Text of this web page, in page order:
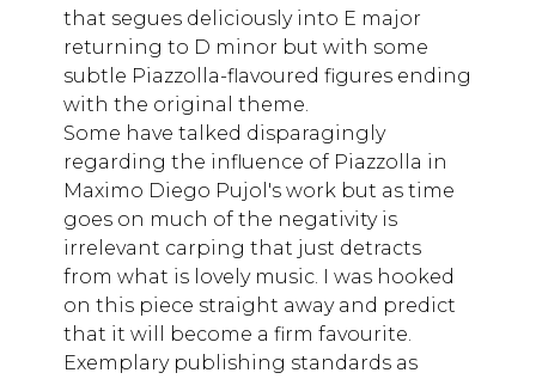
that segues deliciously into E major
returning to D minor but with some
subtle Piazzolla-flavoured figures ending
with the original theme.
Some have talked disparagingly
regarding the influence of Piazzolla in
Maximo Diego Pujol's work but as time
goes on much of the negativity is
irrelevant carping that just detracts
from what is lovely music. I was hooked
on this piece straight away and predict
that it will become a firm favourite.
Exemplary publishing standards as